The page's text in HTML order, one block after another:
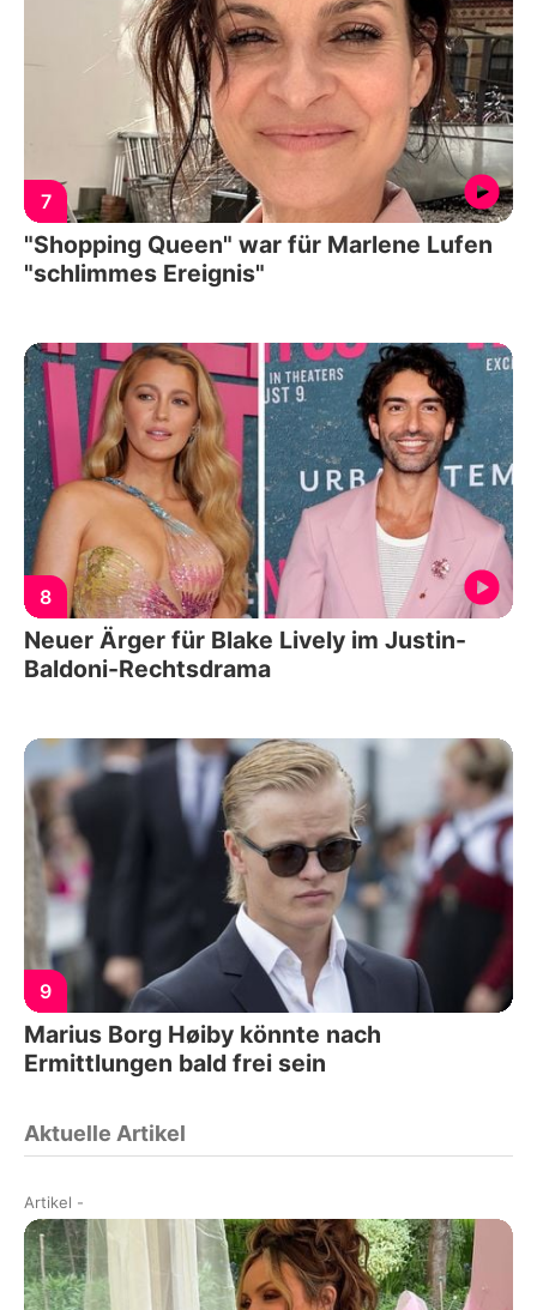
7
"Shopping Queen" war für Marlene Lufen
"schlimmes Ereignis"
8
Neuer Ärger für Blake Lively im Justin-
Baldoni-Rechtsdrama
9
Marius Borg Høiby könnte nach
Ermittlungen bald frei sein
Aktuelle Artikel
Artikel -